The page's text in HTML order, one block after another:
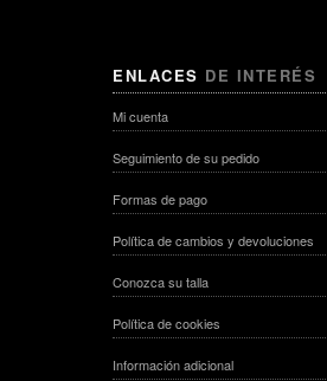
ENLACES DE INTERÉS
Mi cuenta
Seguimiento de su pedido
Formas de pago
Política de cambios y devoluciones
Conozca su talla
Política de cookies
Información adicional